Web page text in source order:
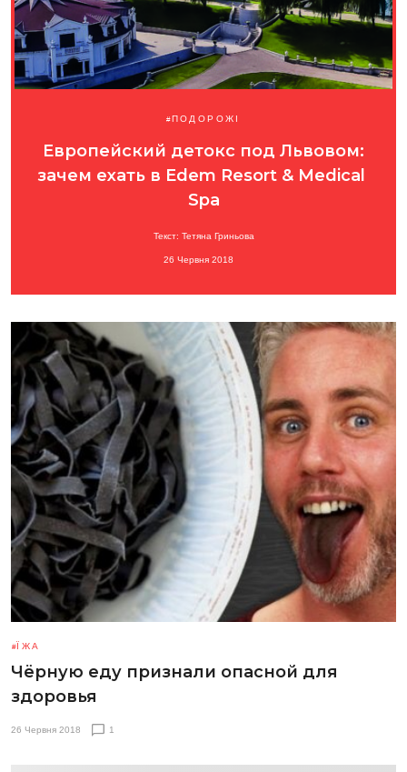
ПОДОРОЖІ
Европейский детокс под Львовом:
зачем ехать в Edem Resort &​ Medical ​
Spa
Текст: Тетяна Гриньова
26 Червня 2018
ЇЖА
Чёрную еду признали опасной для
здоровья
26 Червня 2018 1